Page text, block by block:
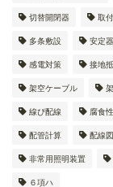
切替開閉器 取
多条敷設 安定器
感電対策 接地
架空ケーブル
線ぴ配線 腐食
配管計算 配線
非常用照明装置
６項ハ